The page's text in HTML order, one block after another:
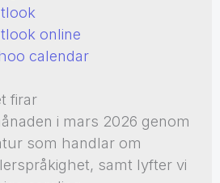
online
calendar
firar
i mars 2026 genom
som handlar om
samt lyfter vi